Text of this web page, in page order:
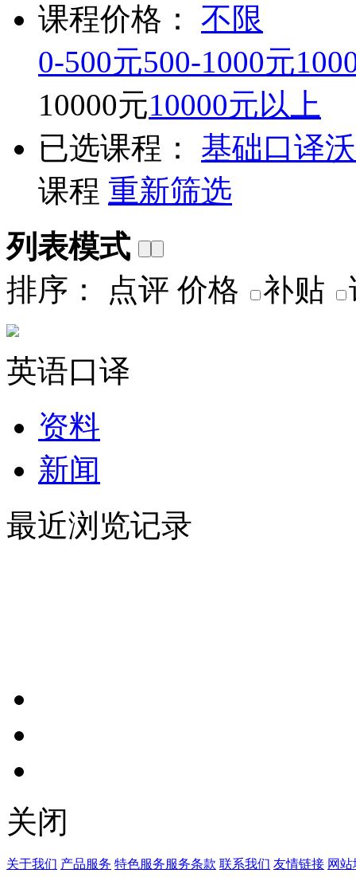
课程价格：
不限
0-500元500-1000元
10000元10000元以上
已选课程：
基础口译
课程 重新筛选
列表模式
排序：
点评 价格 补贴
英语口译
资料
新闻
最近浏览记录
关闭
关于我们 产品服务 特色服务服务条款 联系我们 友情链接 网